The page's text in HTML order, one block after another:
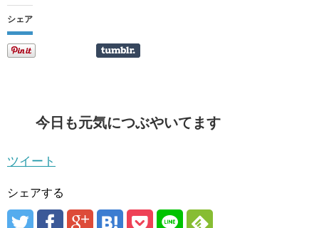
シェア
今日も元気につぶやいてます
ツイート
シェアする